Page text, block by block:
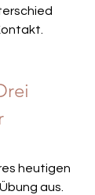
heutigen
aus.